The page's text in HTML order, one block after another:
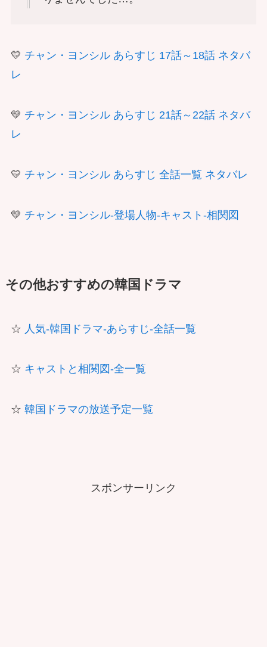
💛 チャン・ヨンシル あらすじ 17話～18話 ネタバ
レ
💛 チャン・ヨンシル あらすじ 21話～22話 ネタバ
レ
💛 チャン・ヨンシル あらすじ 全話一覧 ネタバレ
💛 チャン・ヨンシル-登場人物-キャスト-相関図
その他おすすめの韓国ドラマ
☆ 人気-韓国ドラマ-あらすじ-全話一覧
☆ キャストと相関図-全一覧
☆ 韓国ドラマの放送予定一覧
スポンサーリンク